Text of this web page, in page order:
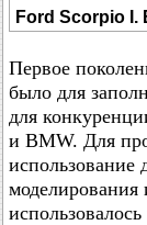
Ford Scorpio I.
Первое
было для
для
и BMW. Для
использование